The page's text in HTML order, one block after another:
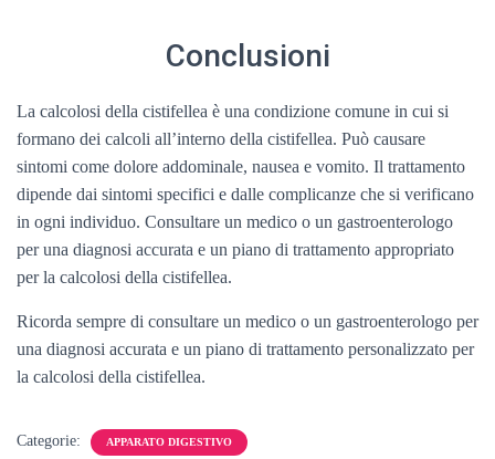
Conclusioni
La calcolosi della cistifellea è una condizione comune in cui si
formano dei calcoli all’interno della cistifellea. Può causare
sintomi come dolore addominale, nausea e vomito. Il trattamento
dipende dai sintomi specifici e dalle complicanze che si verificano
in ogni individuo. Consultare un medico o un gastroenterologo
per una diagnosi accurata e un piano di trattamento appropriato
per la calcolosi della cistifellea.
Ricorda sempre di consultare un medico o un gastroenterologo per
una diagnosi accurata e un piano di trattamento personalizzato per
la calcolosi della cistifellea.
Categorie: APPARATO DIGESTIVO